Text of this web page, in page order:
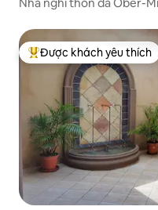
Được khách yêu thích
Được khách yêu thích